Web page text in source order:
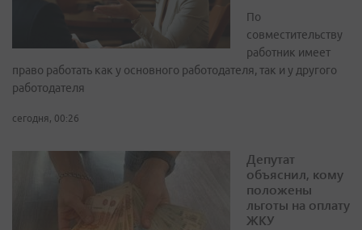
По
совместительству
работник имеет
право работать как у основного работодателя, так и у другого
работодателя
сегодня, 00:26
Депутат
объяснил, кому
положены
льготы на оплату
ЖКУ